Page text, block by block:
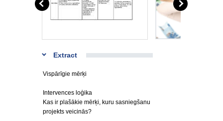
Extract
Vispārīgie mērķi
Intervences loģika
Kas ir plašākie mērķi, kuru sasniegšanu
projekts veicinās?